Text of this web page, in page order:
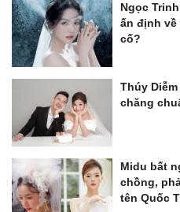
Ngọc
ấn định
cố?
Thúy
chăng
Midu bất
chồng,
tên Quốc